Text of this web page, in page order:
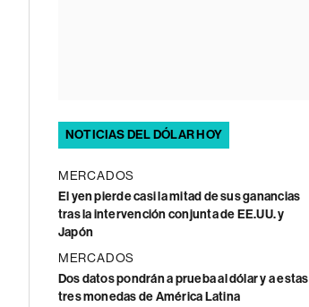
NOTICIAS DEL DÓLAR HOY
MERCADOS
El yen pierde casi la mitad de sus ganancias
tras la intervención conjunta de EE.UU. y
Japón
MERCADOS
Dos datos pondrán a prueba al dólar y a estas
tres monedas de América Latina